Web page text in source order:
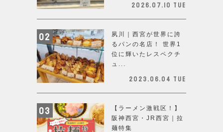
2026.07.10 Tue
夙川｜西宮が世界に誇
るパンの名店！ 世界1
位に輝いたレスペクチ
ュ...
2023.06.04 Tue
【ラーメン激戦区！】
阪神西宮・JR西宮｜拉
麺特集